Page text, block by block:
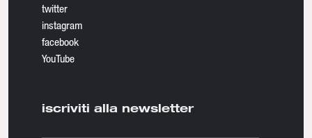
twitter
instagram
facebook
YouTube
iscriviti alla newsletter